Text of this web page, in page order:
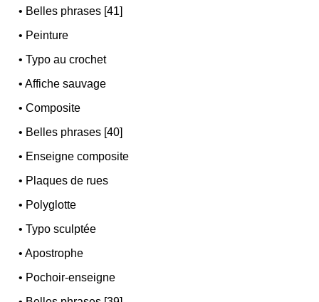
• Belles phrases [41]
• Peinture
•Typo au crochet
•Affiche sauvage
•Composite
• Belles phrases [40]
• Enseigne composite
• Plaques de rues
• Polyglotte
•Typo sculptée
•Apostrophe
• Pochoir-enseigne